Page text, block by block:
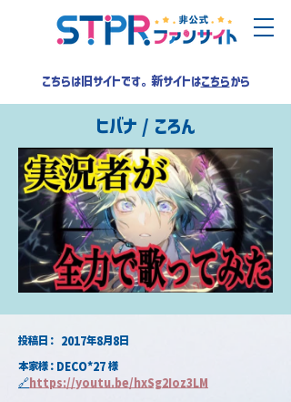
こちらは旧サイトです。新サイトはこちらから
ヒバナ / ころん
2017年8月8日
​投稿日：
本家様：DECO*27 様
🔗https://youtu.be/hxSg2Ioz3LM